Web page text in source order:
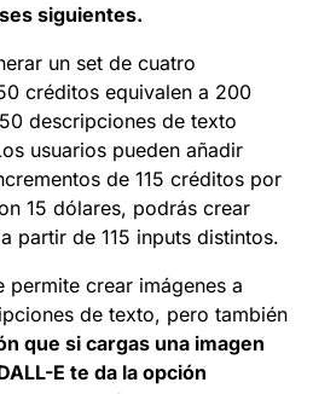
siguientes.
un set de cuatro
créditos equivalen a 200
descripciones de texto
usuarios pueden añadir
de 115 créditos por
15 dólares, podrás crear
partir de 115 inputs distintos.
permite crear imágenes a
de texto, pero también
que si cargas una imagen
E te da la opción